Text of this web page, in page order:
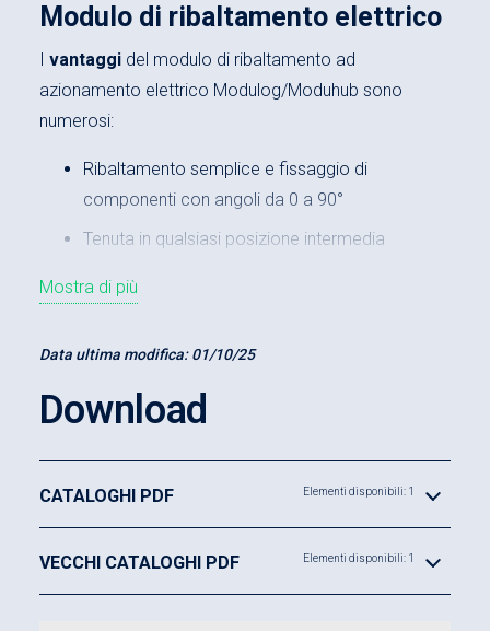
Modulo di ribaltamento elettrico
I vantaggidel modulo di ribaltamento ad
azionamento elettrico Modulog/Moduhub sono
numerosi:
Ribaltamento semplice e fissaggio di
componenti con angoli da 0 a 90°
Tenuta in qualsiasi posizione intermedia
Elevata capacità di assorbimento del carico
Buona accessibilità da tutti i lati
Combinabile facilmente con altri moduli
Modulog/Moduhub
Operazioni ergonomiche
Lavoro sicuro e rapido
Mostra di più
Data ultima modifica:01/10/25
Download
CATALOGHI PDF Elementi disponibili: 1
VECCHI CATALOGHI PDF Elementi disponibili: 1